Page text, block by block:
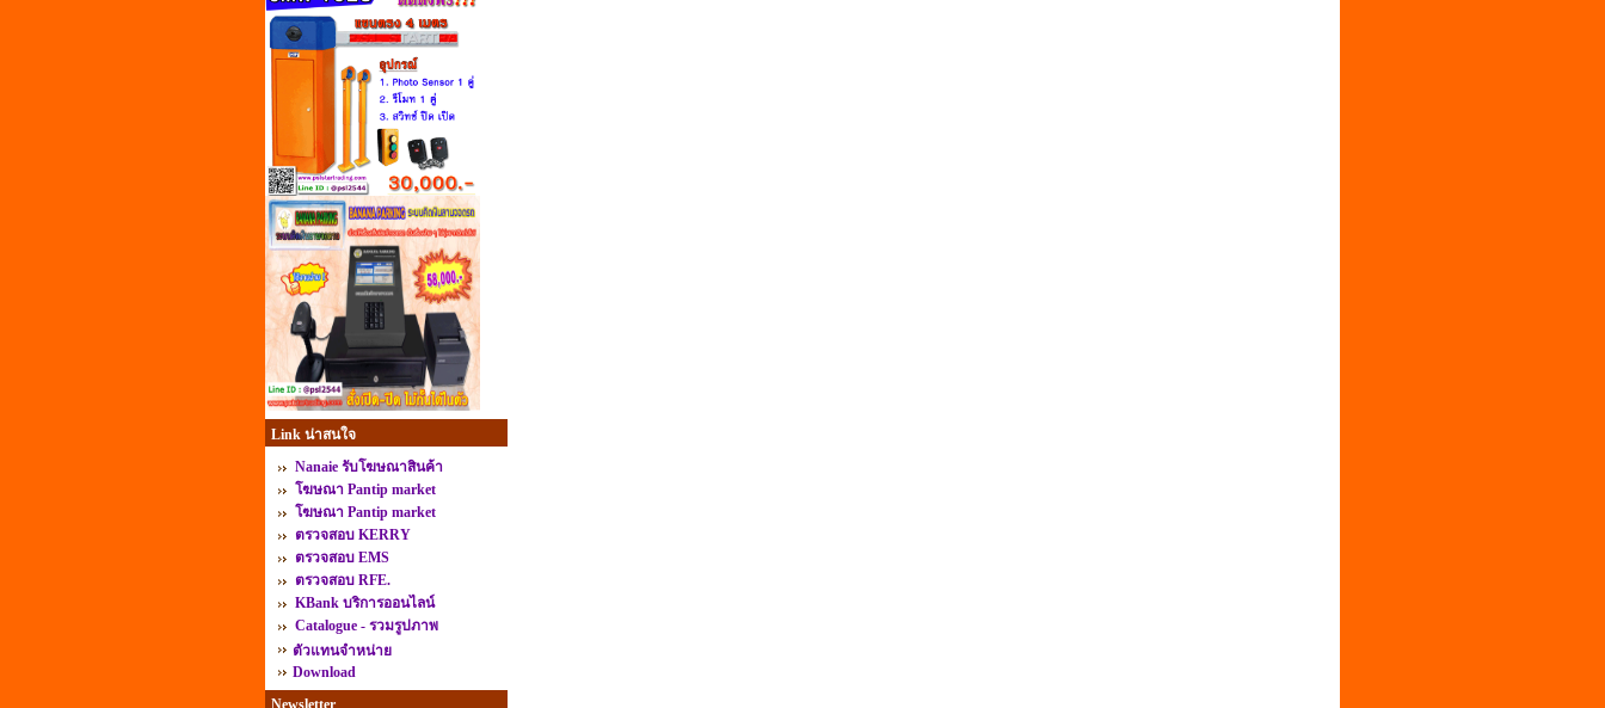
Link น่าสนใจ
Nanaie รับโฆษณาสินค้า
โฆษณา Pantip market
โฆษณา Pantip market
ตรวจสอบ KERRY
ตรวจสอบ EMS
ตรวจสอบ RFE.
KBank บริการออนไลน์
Catalogue - รวมรูปภาพ
ตัวแทนจำหน่าย
Download
Newsletter